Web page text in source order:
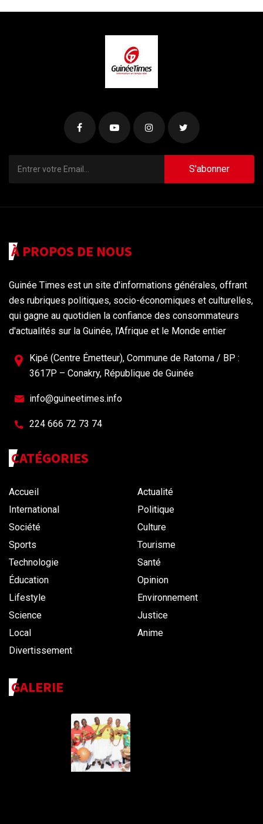
S'abonner
À PROPOS DE NOUS
Guinée Times est un site d'informations générales, offrant
des rubriques politiques, socio-économiques et culturelles,
qui gagne au quotidien la confiance des consommateurs
d'actualités sur la Guinée, l'Afrique et le Monde entier
Kipé (Centre Émetteur), Commune de Ratoma / BP :
3617P – Conakry, République de Guinée
info@guineetimes.info
224 666 72 73 74
CATÉGORIES
Accueil
Actualité
International
Politique
Société
Culture
Sports
Tourisme
Technologie
Santé
Éducation
Opinion
Lifestyle
Environnement
Science
Justice
Local
Anime
Divertissement
GALERIE